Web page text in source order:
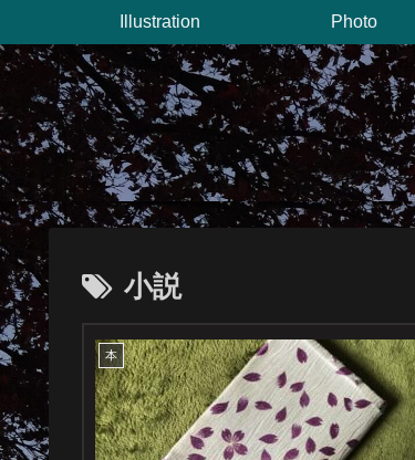
Illustration Photo
小説
本